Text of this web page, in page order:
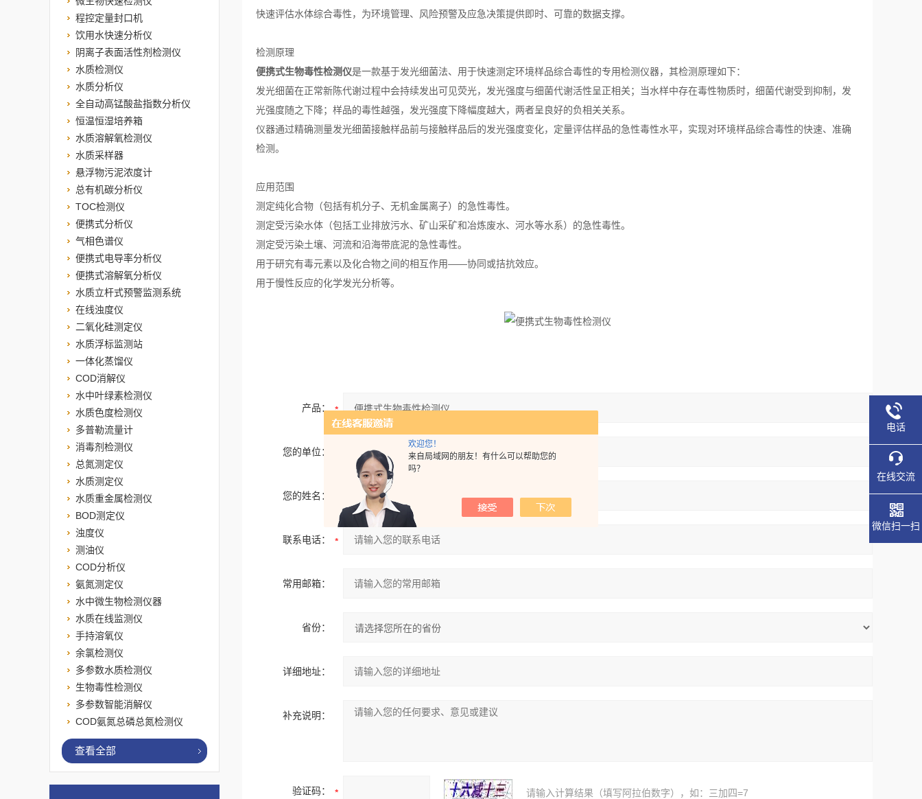
欢迎您！
来自局域网的朋友！有什么可以帮助您的
吗？
快速评估水体综合毒性，为环境管理、风险预警及应急决策提供即时、可靠的数据支撑。
检测原理
便携式生物毒性检测仪是一款基于发光细菌法、用于快速测定环境样品综合毒性的专用检测仪器，其检测原理如下：
发光细菌在正常新陈代谢过程中会持续发出可见荧光，发光强度与细菌代谢活性呈正相关；当水样中存在毒性物质时，细菌代谢受到抑制，发
光强度随之下降；样品的毒性越强，发光强度下降幅度越大，两者呈良好的负相关关系。
仪器通过精确测量发光细菌接触样品前与接触样品后的发光强度变化，定量评估样品的急性毒性水平，实现对环境样品综合毒性的快速、准确
检测。
应用范围
测定纯化合物（包括有机分子、无机金属离子）的急性毒性。
测定受污染水体（包括工业排放污水、矿山采矿和冶炼废水、河水等水系）的急性毒性。
测定受污染土壤、河流和沿海带底泥的急性毒性。
用于研究有毒元素以及化合物之间的相互作用——协同或拮抗效应。
用于慢性反应的化学发光分析等。
产品：
您的单位：
您的姓名：
联系电话：
常用邮箱：
省份：
详细地址：
补充说明：
验证码： 请输入计算结果（填写阿拉伯数字），如：三加四=7
程控定量封口机
饮用水快速分析仪
阴离子表面活性剂检测仪
水质检测仪
水质分析仪
全自动高锰酸盐指数分析仪
恒温恒湿培养箱
水质溶解氧检测仪
水质采样器
悬浮物污泥浓度计
总有机碳分析仪
TOC检测仪
便携式分析仪
气相色谱仪
便携式电导率分析仪
便携式溶解氧分析仪
水质立杆式预警监测系统
在线浊度仪
二氧化硅测定仪
水质浮标监测站
一体化蒸馏仪
COD消解仪
水中叶绿素检测仪
水质色度检测仪
多普勒流量计
消毒剂检测仪
总氮测定仪
水质测定仪
水质重金属检测仪
BOD测定仪
浊度仪
测油仪
COD分析仪
氨氮测定仪
水中微生物检测仪器
水质在线监测仪
手持溶氧仪
余氯检测仪
多参数水质检测仪
生物毒性检测仪
多参数智能消解仪
COD氨氮总磷总氮检测仪
查看全部
电话
在线交流
微信扫一扫